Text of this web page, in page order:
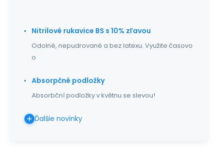
Nitrilové rukavice BS s 10% zľavou
Odolné, nepudrované a bez latexu. Využite časovo
o
Absorpčné podložky
Absorbční podložky v květnu se slevou!
Ďalšie novinky